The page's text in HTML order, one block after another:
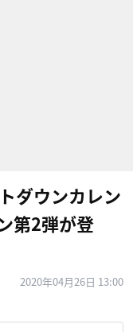
ダウンカレン
第2弾が登
2020年04月26日 13:00